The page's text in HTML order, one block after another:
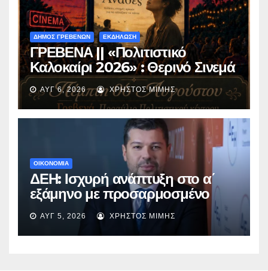
ΔΗΜΟΣ ΓΡΕΒΕΝΩΝ ΕΚΔΗΛΩΣΗ
ΓΡΕΒΕΝΑ || «Πολιτιστικό
Καλοκαίρι 2026» : Θερινό Σινεμά
με την βραβευμένη ταινία
«Μικρές Ανάσες».
ΑΥΓ 6, 2026 ΧΡΉΣΤΟΣ ΜΊΜΗΣ
ΟΙΚΟΝΟΜΙΑ
ΔΕΗ: Ισχυρή ανάπτυξη στο α΄
εξάμηνο με προσαρμοσμένο
EBITDA στα €1,2 δισ.
ΑΥΓ 5, 2026 ΧΡΉΣΤΟΣ ΜΊΜΗΣ